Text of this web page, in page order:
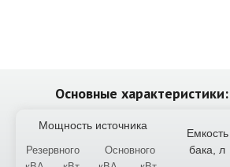
Основные характеристики:
Мощность источника
Емкость
бака, л
Резервного
Основного